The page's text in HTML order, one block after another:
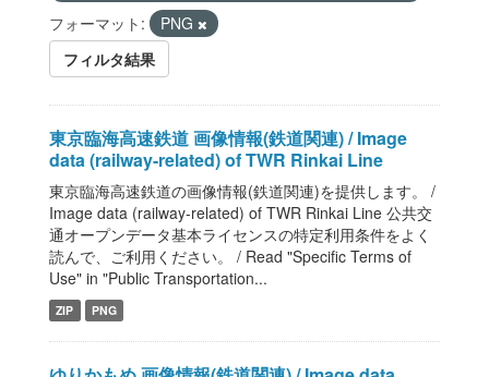
フォーマット:
PNG
フィルタ結果
東京臨海高速鉄道 画像情報(鉄道関連) / Image
data (railway-related) of TWR Rinkai Line
東京臨海高速鉄道の画像情報(鉄道関連)を提供します。 /
Image data (railway-related) of TWR Rinkai Line 公共交
通オープンデータ基本ライセンスの特定利用条件をよく
読んで、ご利用ください。 / Read "Specific Terms of
Use" in "Public Transportation...
ZIP PNG